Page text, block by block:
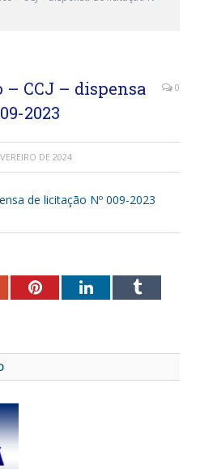
CCJ – dispensa
2023
0
DE 2024
de licitação Nº 009-2023
PinterestLinkedInTumblr